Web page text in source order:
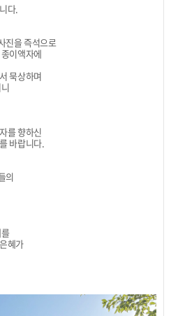
다.
진을 즉석으로
이액자에
묵상하며
를 향하신
바랍니다.
의
혜가